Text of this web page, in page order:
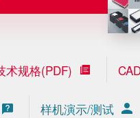
术规格(PDF)
样机演示/测试